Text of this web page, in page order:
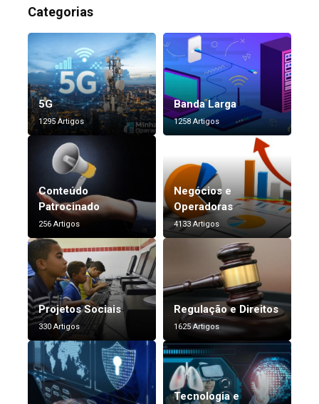
Categorias
5G
1295 Artigos
Banda Larga
1258 Artigos
Conteúdo
Patrocinado
256 Artigos
Negócios e
Operadoras
4133 Artigos
Projetos Sociais
330 Artigos
Regulação e Direitos
1625 Artigos
Tecnologia e